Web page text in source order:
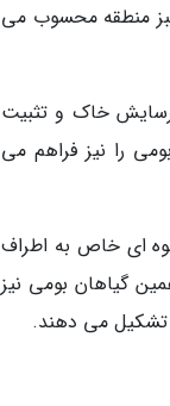
منطقه محسوب می
خاک و تثبیت
را نیز فراهم می
ای خاص به اطراف
گیاهان بومی نیز
تشکیل می دهند.